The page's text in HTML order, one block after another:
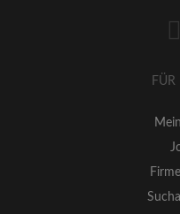
FÜR